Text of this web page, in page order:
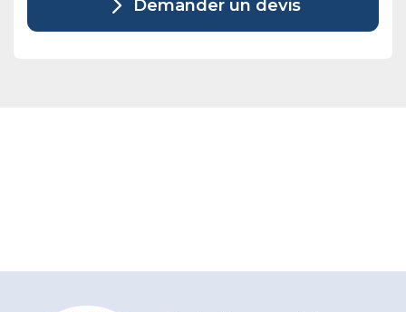
Demander un devis